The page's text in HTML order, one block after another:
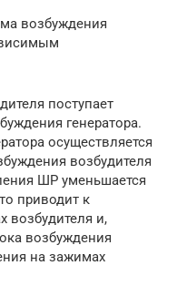
возбуждения
поступает
генератора.
осуществляется
возбудителя
ШР уменьшается
приводит к
возбудителя и,
возбуждения
на зажимах